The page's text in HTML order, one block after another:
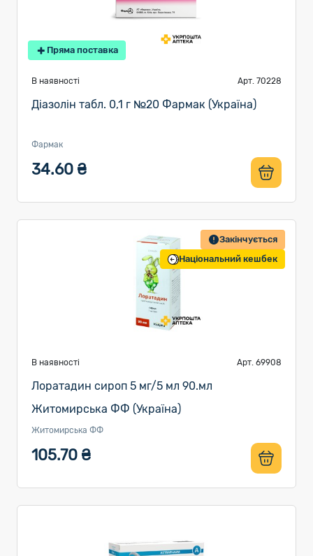
Пряма поставка
В наявності Арт. 70228
Діазолін табл. 0,1 г №20 Фармак (Україна)
Фармак
34.60 ₴
Закінчується
Національний кешбек
В наявності Арт. 69908
Лоратадин сироп 5 мг/5 мл 90.мл
Житомирська ФФ (Україна)
Житомирська ФФ
105.70 ₴